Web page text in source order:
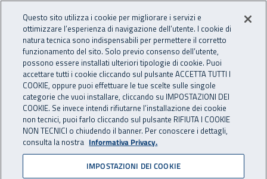
INAIL - Istituto Nazionale
Apri cerca
Navigazione principale
Navigazione - Ti trovi in:
Home Inail comunica Pubblicazioni Catalogo generale
Safap 2016. Sicurezza ed
affidabilità delle
Questo sito utilizza i cookie per migliorare i servizi e
ottimizzare l’esperienza di navigazione dell’utente. I cookie di
natura tecnica sono indispensabili per permettere il corretto
funzionamento del sito. Solo previo consenso dell’utente,
possono essere installati ulteriori tipologie di cookie. Puoi
accettare tutti i cookie cliccando sul pulsante ACCETTA TUTTI I
COOKIE, oppure puoi effettuare le tue scelte sulle singole
categorie che vuoi installare, cliccando su IMPOSTAZIONI DEI
COOKIE. Se invece intendi rifiutarne l’installazione dei cookie
non tecnici, puoi farlo cliccando sul pulsante RIFIUTA I COOKIE
NON TECNICI o chiudendo il banner. Per conoscere i dettagli,
consulta la nostra Informativa Privacy.
IMPOSTAZIONI DEI COOKIE